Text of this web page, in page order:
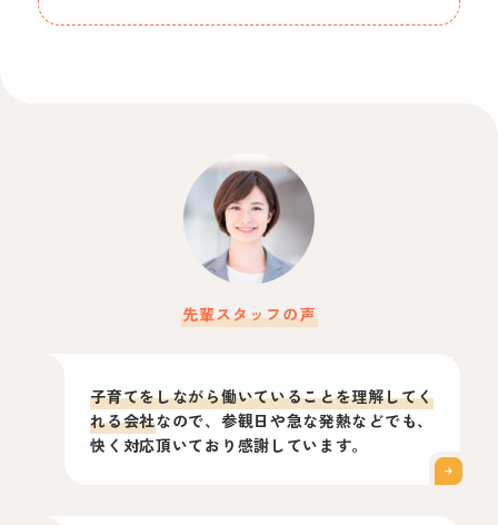
先輩スタッフの声
子育てをしながら働いていることを理解してく
れる会社なので、参観日や急な発熱などでも、
快く対応頂いており感謝しています。